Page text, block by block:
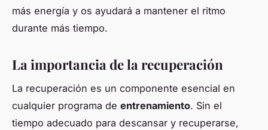
más energía y os ayudará a mantener el ritmo
durante más tiempo.
La importancia de la recuperación
La recuperación es un componente esencial en
cualquier programa de entrenamiento. Sin el
tiempo adecuado para descansar y recuperarse,